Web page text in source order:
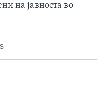
на јавноста во